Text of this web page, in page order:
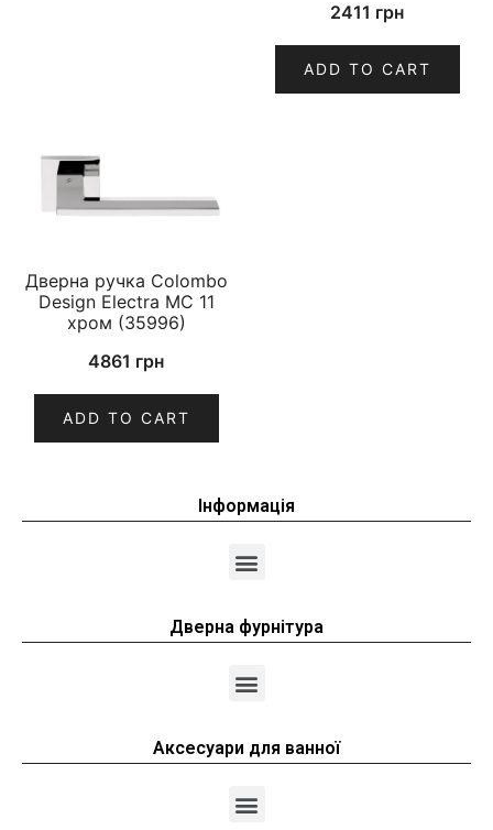
2411 грн
ADD TO CART
Дверна ручка Colombo
Design Electra MC 11
хром (35996)
4861 грн
ADD TO CART
Інформація
Дверна фурнітура
Аксесуари для ванної